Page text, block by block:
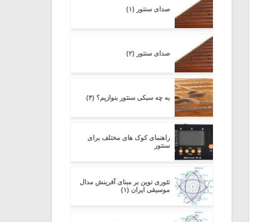
صدای سنتور (۱)
صدای سنتور (۲)
به چه سبکی سنتور بنوازیم؟ (۴)
راهنمای کوک های مختلف برای
سنتور
تئوری نوین بر مبنای آفرینش مدال
موسیقی ایران (۱)